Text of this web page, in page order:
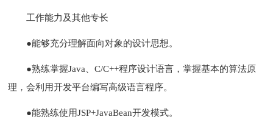
工作能力及其他专长
●能够充分理解面向对象的设计思想。
●熟练掌握Java、C/C++程序设计语言，掌握基本的算法原
理，会利用开发平台编写高级语言程序。
●能熟练使用JSP+JavaBean开发模式。